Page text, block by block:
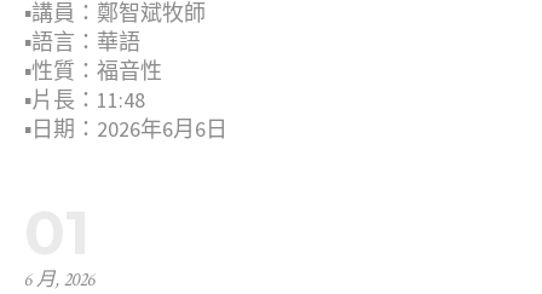
▪︎講員：鄭智斌牧師
▪︎語言：華語
▪︎性質：福音性
▪︎片長：11:48
▪︎日期：2026年6月6日
6 月, 2026